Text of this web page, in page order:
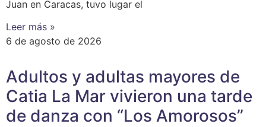
Juan en Caracas, tuvo lugar el
Leer más »
6 de agosto de 2026
Adultos y adultas mayores de
Catia La Mar vivieron una tarde
de danza con “Los Amorosos”